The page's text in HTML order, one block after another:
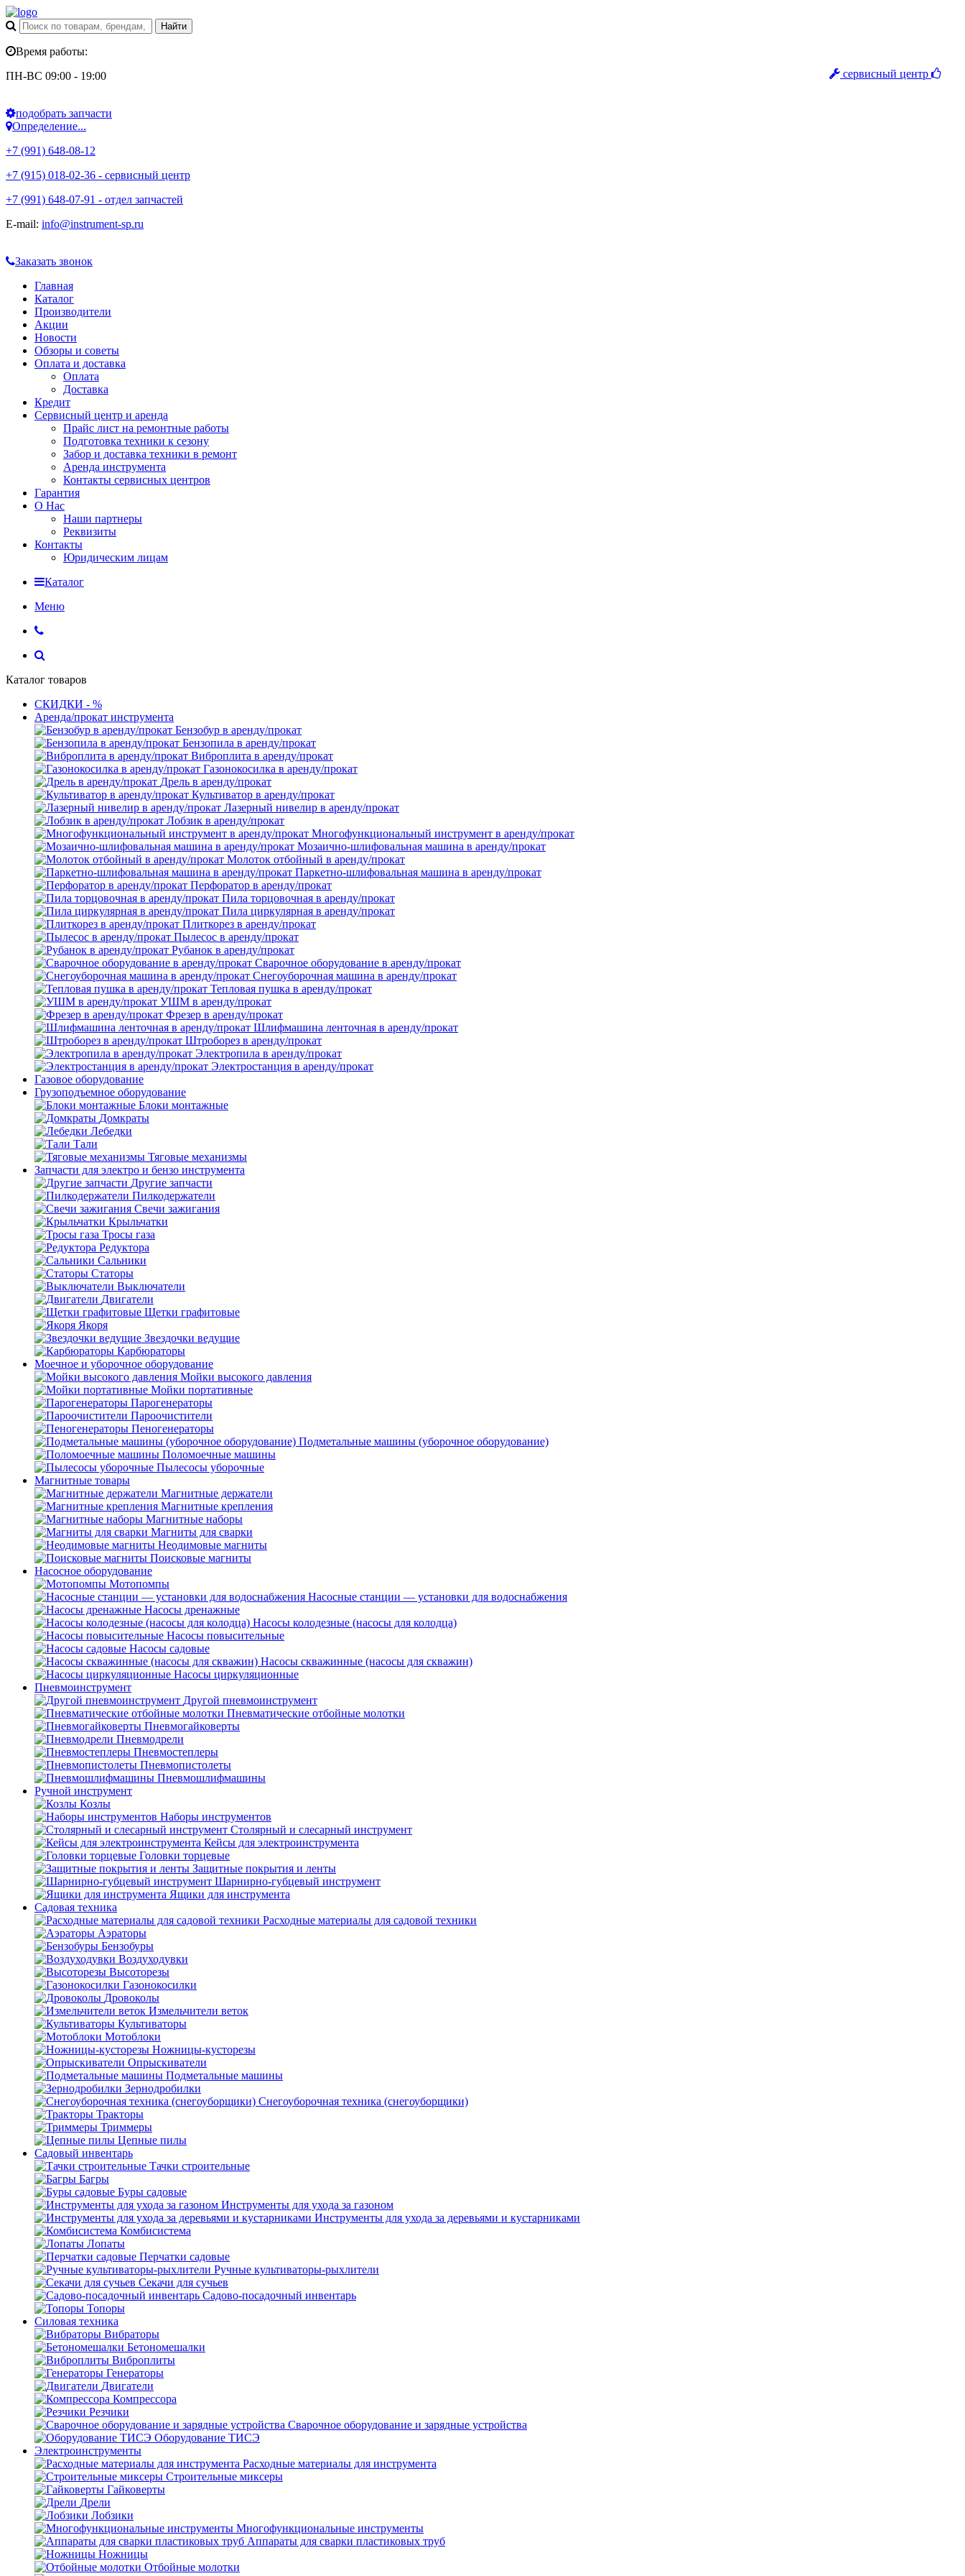
сервисный центр
Время работы:
ПН-ВС 09:00 - 19:00
подобрать запчасти
Определение...
+7 (991) 648-08-12
+7 (915) 018-02-36 - сервисный центр
+7 (991) 648-07-91 - отдел запчастей
E-mail: info@instrument-sp.ru
Заказать звонок
Главная
Каталог
Производители
Акции
Новости
Обзоры и советы
Оплата и доставка
Оплата
Доставка
Кредит
Сервисный центр и аренда
Прайс лист на ремонтные работы
Подготовка техники к сезону
Забор и доставка техники в ремонт
Аренда инструмента
Контакты сервисных центров
Гарантия
О Нас
Наши партнеры
Реквизиты
Контакты
Юридическим лицам
Каталог
Меню
Каталог товаров
СКИДКИ - %
Аренда/прокат инструмента
Бензобур в аренду/прокат
Бензопила в аренду/прокат
Виброплита в аренду/прокат
Газонокосилка в аренду/прокат
Дрель в аренду/прокат
Культиватор в аренду/прокат
Лазерный нивелир в аренду/прокат
Лобзик в аренду/прокат
Многофункциональный инструмент в аренду/прокат
Мозаично-шлифовальная машина в аренду/прокат
Молоток отбойный в аренду/прокат
Паркетно-шлифовальная машина в аренду/прокат
Перфоратор в аренду/прокат
Пила торцовочная в аренду/прокат
Пила циркулярная в аренду/прокат
Плиткорез в аренду/прокат
Пылесос в аренду/прокат
Рубанок в аренду/прокат
Сварочное оборудование в аренду/прокат
Снегоуборочная машина в аренду/прокат
Тепловая пушка в аренду/прокат
УШМ в аренду/прокат
Фрезер в аренду/прокат
Шлифмашина ленточная в аренду/прокат
Штроборез в аренду/прокат
Электропила в аренду/прокат
Электростанция в аренду/прокат
Газовое оборудование
Грузоподъемное оборудование
Блоки монтажные
Домкраты
Лебедки
Тали
Тяговые механизмы
Запчасти для электро и бензо инструмента
Другие запчасти
Пилкодержатели
Свечи зажигания
Крыльчатки
Тросы газа
Редуктора
Сальники
Статоры
Выключатели
Двигатели
Щетки графитовые
Якоря
Звездочки ведущие
Карбюраторы
Моечное и уборочное оборудование
Мойки высокого давления
Мойки портативные
Парогенераторы
Пароочистители
Пеногенераторы
Подметальные машины (уборочное оборудование)
Поломоечные машины
Пылесосы уборочные
Магнитные товары
Магнитные держатели
Магнитные крепления
Магнитные наборы
Магниты для сварки
Неодимовые магниты
Поисковые магниты
Насосное оборудование
Мотопомпы
Насосные станции — установки для водоснабжения
Насосы дренажные
Насосы колодезные (насосы для колодца)
Насосы повысительные
Насосы садовые
Насосы скважинные (насосы для скважин)
Насосы циркуляционные
Пневмоинструмент
Другой пневмоинструмент
Пневматические отбойные молотки
Пневмогайковерты
Пневмодрели
Пневмостеплеры
Пневмопистолеты
Пневмошлифмашины
Ручной инструмент
Козлы
Наборы инструментов
Столярный и слесарный инструмент
Кейсы для электроинструмента
Головки торцевые
Защитные покрытия и ленты
Шарнирно-губцевый инструмент
Ящики для инструмента
Садовая техника
Расходные материалы для садовой техники
Аэраторы
Бензобуры
Воздуходувки
Высоторезы
Газонокосилки
Дровоколы
Измельчители веток
Культиваторы
Мотоблоки
Ножницы-кусторезы
Опрыскиватели
Подметальные машины
Зернодробилки
Снегоуборочная техника (снегоуборщики)
Тракторы
Триммеры
Цепные пилы
Садовый инвентарь
Тачки строительные
Багры
Буры садовые
Инструменты для ухода за газоном
Инструменты для ухода за деревьями и кустарниками
Комбисистема
Лопаты
Перчатки садовые
Ручные культиваторы-рыхлители
Секачи для сучьев
Садово-посадочный инвентарь
Топоры
Силовая техника
Вибраторы
Бетономешалки
Виброплиты
Генераторы
Двигатели
Компрессора
Резчики
Сварочное оборудование и зарядные устройства
Оборудование ТИСЭ
Электроинструменты
Расходные материалы для инструмента
Строительные миксеры
Гайковерты
Дрели
Лобзики
Многофункциональные инструменты
Аппараты для сварки пластиковых труб
Ножницы
Отбойные молотки